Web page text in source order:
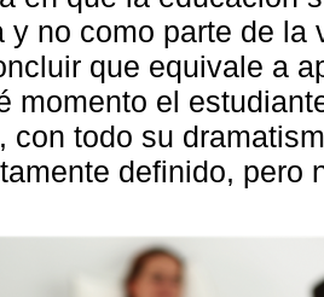
y no como parte de la
que equivale a
momento el
con todo su
definido, pero